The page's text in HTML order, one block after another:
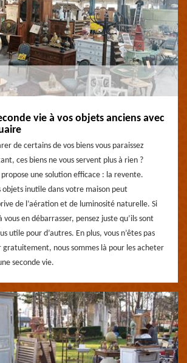
vie à vos objets anciens avec
de certains de vos biens vous paraissez
ces biens ne vous servent plus à rien ?
une solution efficace : la revente.
objets inutile dans votre maison peut
de l’aération et de luminosité naturelle. Si
vous en débarrasser, pensez juste qu’ils sont
utile pour d’autres. En plus, vous n’êtes pas
gratuitement, nous sommes là pour les acheter
seconde vie.